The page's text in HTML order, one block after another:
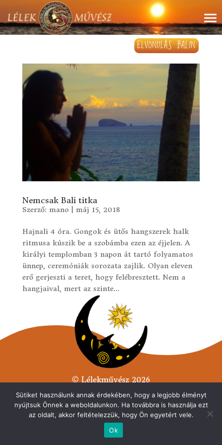
ELVONULÁS BALIN
Nemcsak Bali titka
Szerző: mano máj 15, 2018
Hajnali 4 óra. Gongok és ütős hangszerek halk
ritmusa kúszik be a szobámba ezen az éjjelen. A
királyi templomban 3 napon át tartó folyamatos
ünnep, ceremóniák sorozata zajlik. Olyan eleven
erő gerjeszti a teret, hogy felébresztett. Nem a
hangjaival, mert az szinte...
© Lélekművész 2026
Minden jog fenntarva.
Adatvédelmi tájékoztató
Sütiket használunk annak érdekében, hogy a legjobb élményt
nyújtsuk Önnek a weboldalunkon. Ha továbbra is használja ezt
az oldalt, akkor feltételezzük, hogy Ön egyetért vele.
Ok